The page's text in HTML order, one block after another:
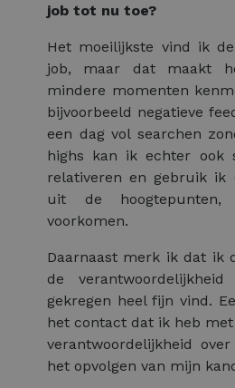
job tot nu toe?
Het moeilijkste vind ik
job, maar dat maakt
mindere momenten
bijvoorbeeld negatieve
een dag vol searchen
highs kan ik echter ook
relativeren en gebruik ik
uit de
voorkomen.
Daarnaast merk ik dat ik
de
gekregen heel fijn vind.
het contact dat ik heb
verantwoordelijkheid
het opvolgen van mijn